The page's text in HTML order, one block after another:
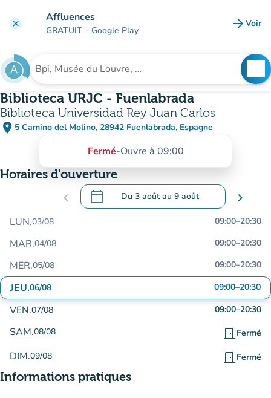
clear Affluences
GRATUIT – Google Play arrow_forward Voir
Rechercher un établissement
Biblioteca URJC - Fuenlabrada
Biblioteca Universidad Rey Juan Carlos
place 5 Camino del Molino, 28942 Fuenlabrada, Espagne
(ouvrir dans Google Maps)
(nouvel onglet)
Fermé-Ouvre à 09:00
Horaires d'ouverture
chevron_left calendar_today Du 3 aoûtau 9 août
.Ouvrir le calendrier pour changer de
chevron_right
LUN.03/08 09:00–20:30
MAR.04/08 09:00–20:30
MER.05/08 09:00–20:30
JEU.06/08 09:00–20:30
VEN.07/08 09:00–20:30
SAM.08/08 door_front Fermé
DIM.09/08 door_front Fermé
Informations pratiques